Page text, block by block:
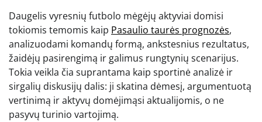
Daugelis vyresnių futbolo mėgėjų aktyviai domisi
tokiomis temomis kaip Pasaulio taurės prognozės,
analizuodami komandų formą, ankstesnius rezultatus,
žaidėjų pasirengimą ir galimus rungtynių scenarijus.
Tokia veikla čia suprantama kaip sportinė analizė ir
sirgalių diskusijų dalis: ji skatina dėmesį, argumentuotą
vertinimą ir aktyvų domėjimąsi aktualijomis, o ne
pasyvų turinio vartojimą.